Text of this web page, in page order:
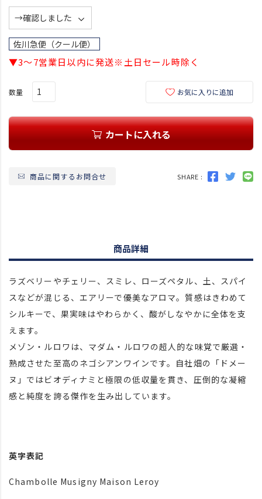
佐川急便（クール便）
▼3～7営業日以内に発送※土日セール時除く
お気に入りに追加
カートに入れる
商品に関するお問合せ SHARE :
商品詳細
ラズベリーやチェリー、スミレ、ローズペタル、土、スパイ
スなどが混じる、エアリーで優美なアロマ。質感はきわめて
シルキーで、果実味はやわらかく、酸がしなやかに全体を支
えます。
メゾン・ルロワは、マダム・ルロワの超人的な味覚で厳選・
熟成させた至高のネゴシアンワインです。自社畑の「ドメー
ヌ」ではビオディナミと極限の低収量を貫き、圧倒的な凝縮
感と純度を誇る傑作を生み出しています。
英字表記
Chambolle Musigny Maison Leroy